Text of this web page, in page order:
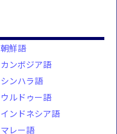
朝鮮語
カンボジア語
シンハラ語
ウルドゥー語
インドネシア語
マレー語